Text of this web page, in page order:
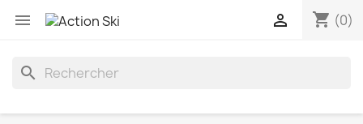
 shopping_cart (0)

search